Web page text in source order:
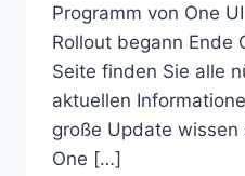
Programm von One
Rollout begann Ende
Seite finden Sie alle
aktuellen
große Update wissen
One […]